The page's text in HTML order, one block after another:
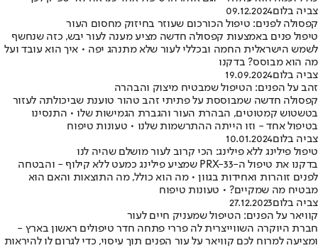
צביה בלום09.12.2024
קפסולה לפנים: טיפול הכורכום שעוזר בחיזוק מחסום העור
טיפול פנים באמצעות קפסולה חדשה מציע מענה לעור יבש, כזה שנחשף
לשמש הישראלית החמה ובכללי לעור שלא מתנהג יפה • איך הוא עובד ועל
מה הוא מבוסס? בדקנו
צביה בלום19.09.2024
זהב על הפנים: הטיפול שמבטיח מיצוק והבהרה
קפסולה חדשה שמבוססת על פתיתי זהב טהור טוענת שביכולתה לעזור
בטשטוש קמטוטים, הבהרת העור והגברת הגמישות שלו • התנסינו
בטיפול אחד - וזו הייתה ההתרשמות שלנו • טעונות טיפוח
צביה בלום10.01.2024
טיפול פילינג ללא פילינג: הכי קרוב לעור מושלם שהיה לנו
בדקנו את טיפול ה-PRX-33 שמציע פילינג כמעט ללא קילוף - והבטחה
לפנים זוהרות ואחידות בגוון • מה הוא כולל, מה התוצאות והאם הוא
מבטיח מה שמקיים? • טעונות טיפוח
צביה בלום27.12.2023
קוויאר על הפנים: הטיפול שמעניק חיים לעור
חברת היוקרה השווייצרית לה פררי פתחה חדר טיפולים ראשון בארץ -
ומציעה למרוח לכם קוויאר על עור הפנים תוך עיסוי, כדי לגרום לו להיראות